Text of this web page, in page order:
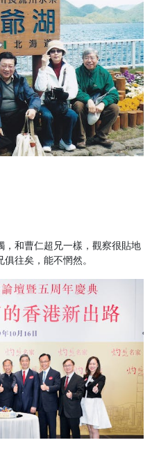
和曹仁超兄一樣，觀察很貼地
往矣，能不惘然。